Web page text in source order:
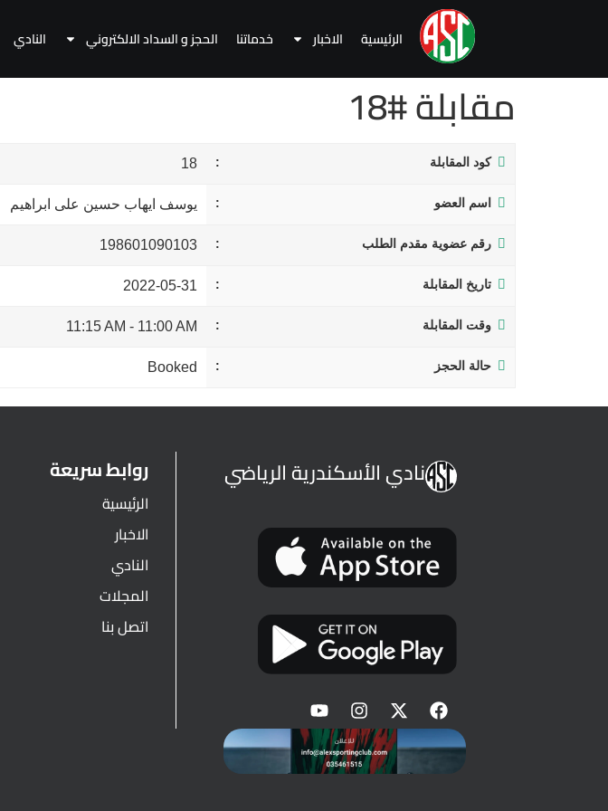
الرئيسية الاخبار خدماتنا الحجز و السداد الالكتروني النادي
مقابلة #18
كود المقابلة 18
اسم العضو يوسف ايهاب حسين على ابراهيم
رقم عضوية مقدم الطلب 198601090103
تاريخ المقابلة 2022-05-31
وقت المقابلة 11:00 AM
-
11:15 AM
حالة الحجز Booked
نادي الأسكندرية الرياضي روابط سريعة
الرئيسية
الاخبار
النادي
المجلات
اتصل بنا